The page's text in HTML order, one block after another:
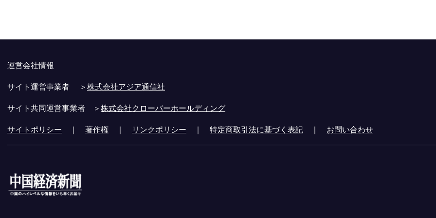
運営会社情報
サイト運営事業者 ＞株式会社アジア通信社
サイト共同運営事業者 ＞株式会社クローバーホールディング
サイトポリシー ｜ 著作権 ｜ リンクポリシー ｜ 特定商取引法に基づく表記 ｜ お問い合わせ